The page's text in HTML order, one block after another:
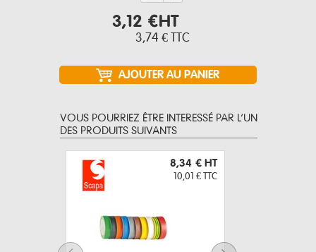
3,12 €HT
3,74 € TTC
VOUS POURRIEZ ÊTRE INTERESSÉ PAR L’UN
DES PRODUITS SUIVANTS
8,34 € HT
10,01 € TTC